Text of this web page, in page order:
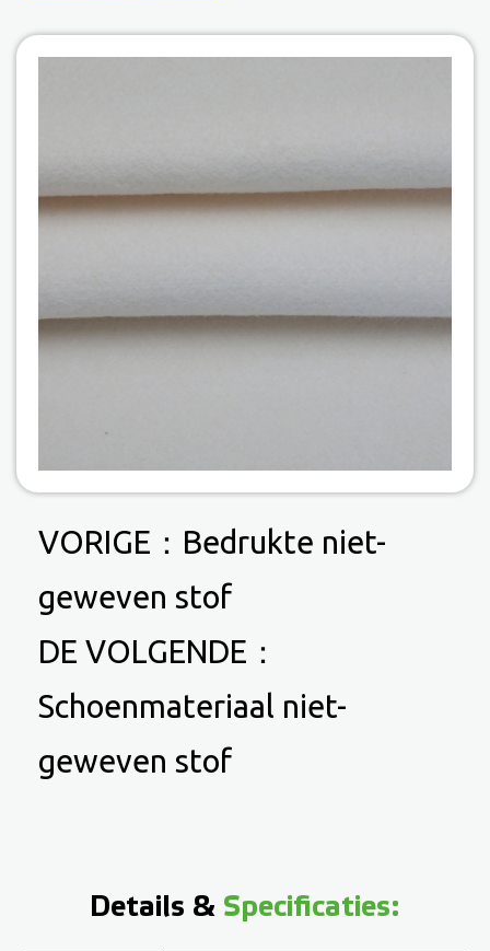
VORIGE： Bedrukte niet-
geweven stof
DE VOLGENDE：
Schoenmateriaal niet-
geweven stof
Details & Specificaties: